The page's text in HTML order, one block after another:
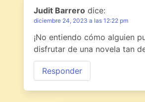
Judit Barrero dice:
diciembre 24, 2023 a las 12:22 pm
¡No entiendo cómo alguien
disfrutar de una novela tan
Responder